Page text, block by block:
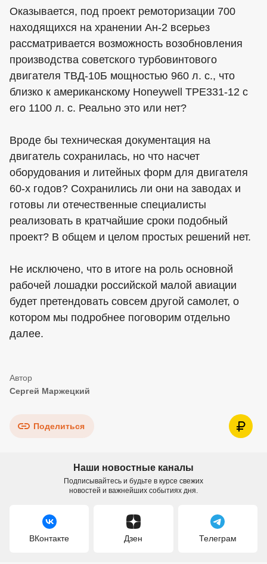
Оказывается, под проект ремоторизации 700
находящихся на хранении Ан-2 всерьез
рассматривается возможность возобновления
производства советского турбовинтового
двигателя ТВД-10Б мощностью 960 л. с., что
близко к американскому Honeywell TPE331-12 с
его 1100 л. с. Реально это или нет?
Вроде бы техническая документация на
двигатель сохранилась, но что насчет
оборудования и литейных форм для двигателя
60-х годов? Сохранились ли они на заводах и
готовы ли отечественные специалисты
реализовать в кратчайшие сроки подобный
проект? В общем и целом простых решений нет.
Не исключено, что в итоге на роль основной
рабочей лошадки российской малой авиации
будет претендовать совсем другой самолет, о
котором мы подробнее поговорим отдельно
далее.
Сергей Маржецкий
Поделиться
Наши новостные каналы
Подписывайтесь и будьте в курсе свежих
новостей и важнейших событиях дня.
ВКонтакте Дзен Телеграм